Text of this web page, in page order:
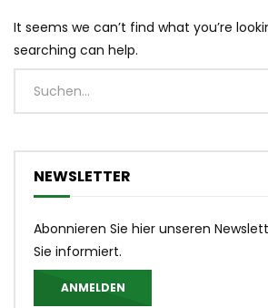
It seems we can’t find what you’re
searching can help.
NEWSLETTER
Abonnieren Sie hier unseren
Sie informiert.
ANMELDEN